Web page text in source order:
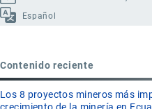
Español
Contenido reciente
Los 8 proyectos mineros más